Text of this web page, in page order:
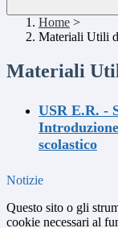
Home >
Materiali Utili
Materiali
USR E.R. -
scolastico
Notizie
Questo sito o gli
cookie necessari al